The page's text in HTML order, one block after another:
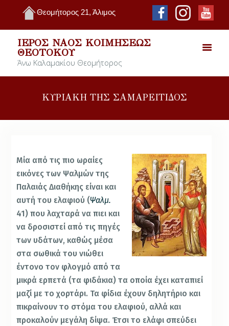
Θεομήτορος 21, Άλιμος
ΙΕΡΌΣ ΝΑΌΣ ΚΟΙΜΉΣΕΩΣ
ΘΕΟΤΌΚΟΥ
Άνω Καλαμακίου Θεομήτορος
ΚΥΡΙΑΚΗ ΤΗΣ ΣΑΜΑΡΕΙΤΙΔΟΣ
Μία από τις πιο ωραίες
εικόνες των Ψαλμών της
Παλαιάς Διαθήκης είναι και
αυτή του ελαφιού (Ψαλμ.
41) που λαχταρά να πιει και
να δροσιστεί από τις πηγές
των υδάτων, καθώς μέσα
στα σωθικά του νιώθει
έντονο τον φλογμό από τα
μικρά ερπετά (τα φιδάκια) τα οποία έχει καταπιεί
μαζί με το χορτάρι. Τα φίδια έχουν δηλητήριο και
πικραίνουν το στόμα του ελαφιού, αλλά και
προκαλούν μεγάλη δίψα. Έτσι το ελάφι σπεύδει